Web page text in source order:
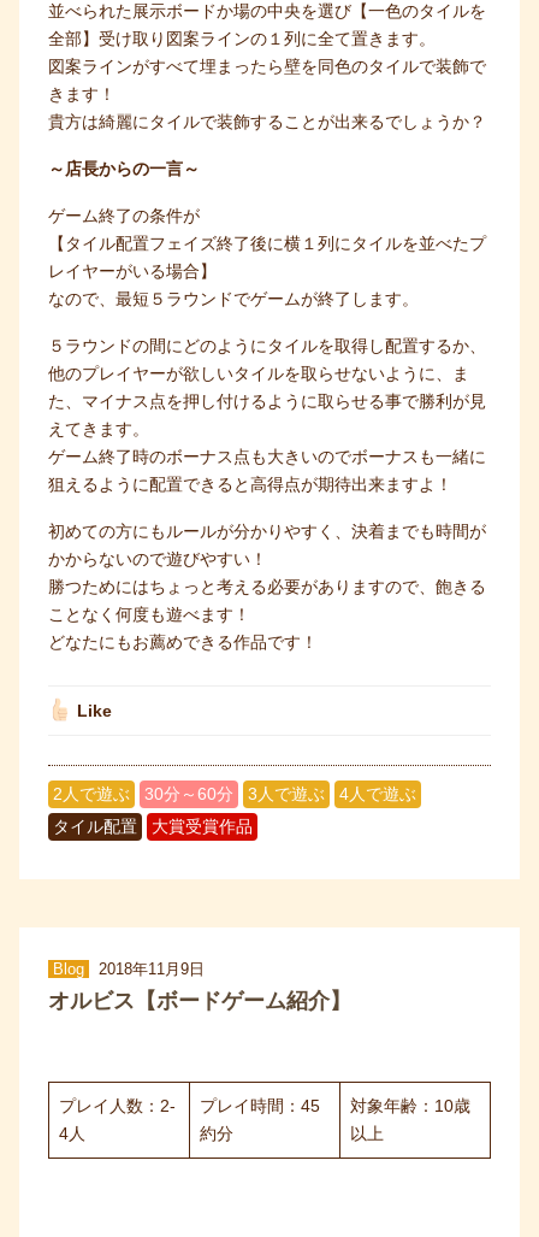
並べられた展示ボードか場の中央を選び【一色のタイルを
全部】受け取り図案ラインの１列に全て置きます。
図案ラインがすべて埋まったら壁を同色のタイルで装飾で
きます！
貴方は綺麗にタイルで装飾することが出来るでしょうか？
～店長からの一言～
ゲーム終了の条件が
【タイル配置フェイズ終了後に横１列にタイルを並べたプ
レイヤーがいる場合】
なので、最短５ラウンドでゲームが終了します。
５ラウンドの間にどのようにタイルを取得し配置するか、
他のプレイヤーが欲しいタイルを取らせないように、ま
た、マイナス点を押し付けるように取らせる事で勝利が見
えてきます。
ゲーム終了時のボーナス点も大きいのでボーナスも一緒に
狙えるように配置できると高得点が期待出来ますよ！
初めての方にもルールが分かりやすく、決着までも時間が
かからないので遊びやすい！
勝つためにはちょっと考える必要がありますので、飽きる
ことなく何度も遊べます！
どなたにもお薦めできる作品です！
Like
2人で遊ぶ 30分～60分 3人で遊ぶ
4人で遊ぶ
タイル配置
大賞受賞作品
Blog 2018年11月9日
オルビス【ボードゲーム紹介】
プレイ人数：2-
4人
プレイ時間：45
約分
対象年齢：10歳
以上